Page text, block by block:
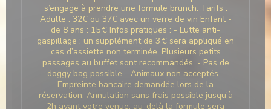
s’engage à prendre une formule brunch. Tarifs :
Adulte : 32€ ou 37€ avec un verre de vin Enfant -
de 8 ans : 15 € Infos pratiques : - Lutte anti-
gaspillage : un supplément de 3 € sera appliqué en
cas d’assiette non terminée. Plusieurs petits
passages au buffet sont recommandés. - Pas de
doggy bag possible - Animaux non acceptés -
Empreinte bancaire demandée lors de la
réservation. Annulation sans frais possible jusqu’à
2h avant votre venue, au-delà la formule sera